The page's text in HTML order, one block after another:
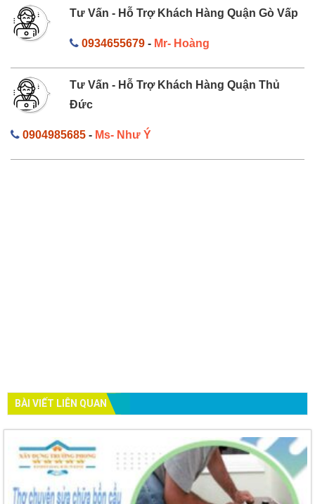
Tư Vấn - Hỗ Trợ Khách Hàng Quận Gò Vấp
0934655679- Mr- Hoàng
Tư Vấn - Hỗ Trợ Khách Hàng Quận Thủ
Đức
0904985685 - Ms- Như Ý
BÀI VIẾT LIÊN QUAN